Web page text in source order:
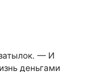
— И
деньгами